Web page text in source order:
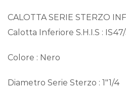
CALOTTA SERIE STERZO
Calotta Inferiore S.H.I.S :
Colore : Nero
Diametro Serie Sterzo : 1″1/4